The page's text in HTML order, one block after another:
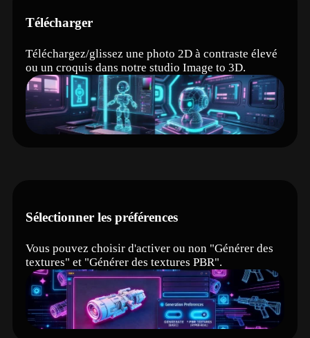
Télécharger
Téléchargez/glissez une photo 2D à contraste élevé
ou un croquis dans notre studio Image to 3D.
Sélectionner les préférences
Vous pouvez choisir d'activer ou non "Générer des
textures" et "Générer des textures PBR".